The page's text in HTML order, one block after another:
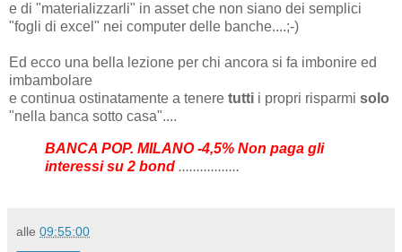
e di "materializzarli" in asset che non siano dei semplici
"fogli di excel" nei computer delle banche....;-)
Ed ecco una bella lezione per chi ancora si fa imbonire ed
imbambolare
e continua ostinatamente a tenere tutti i propri risparmi solo
"nella banca sotto casa"....
BANCA POP. MILANO -4,5% Non paga gli
interessi su 2 bond .................
alle 09:55:00